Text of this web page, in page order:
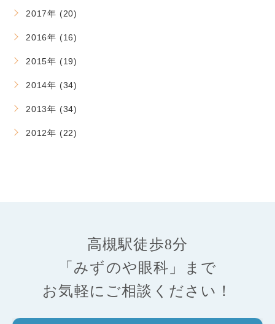
2017年 (20)
2016年 (16)
2015年 (19)
2014年 (34)
2013年 (34)
2012年 (22)
高槻駅徒歩8分
「みずのや眼科」まで
お気軽にご相談ください！